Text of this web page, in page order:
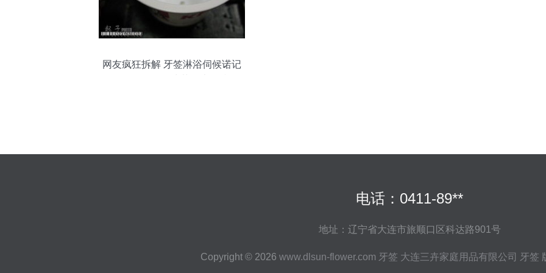
网友疯狂拆解 牙签淋浴伺候诺记
电话：0411-89**
地址：辽宁省大连市旅顺口区科达路901号
Copyright © 2026 www.dlsun-flower.com 牙签 大连三卉家庭用品有限公司 牙签